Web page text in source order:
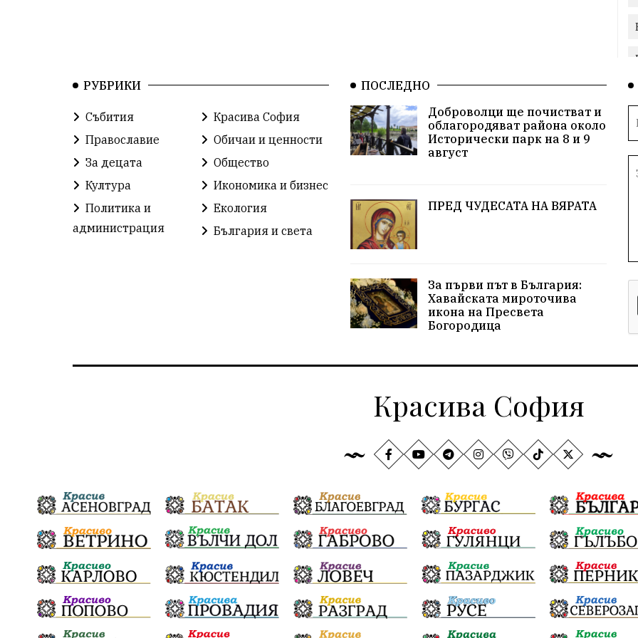
РУБРИКИ
Събития
Красива София
Православие
Обичаи и ценности
За децата
Общество
Култура
Икономика и бизнес
Политика и
администрация
Екология
България и света
ПОСЛЕДНО
Доброволци ще почистват и
облагородяват района около
Исторически парк на 8 и 9
август
ПРЕД ЧУДЕСАТА НА ВЯРАТА
За първи път в България:
Хавайската мироточива
икона на Пресвета
Богородица
Красива София